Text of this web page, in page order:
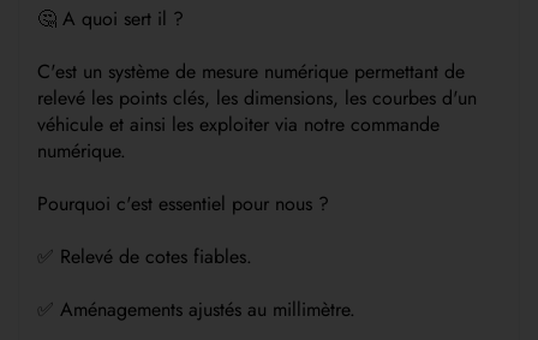
🤔 A quoi sert il ?
C'est un système de mesure numérique permettant de
relevé les points clés, les dimensions, les courbes d'un
véhicule et ainsi les exploiter via notre commande
numérique.
Pourquoi c'est essentiel pour nous ?
✅ Relevé de cotes fiables.
✅ Aménagements ajustés au millimètre.